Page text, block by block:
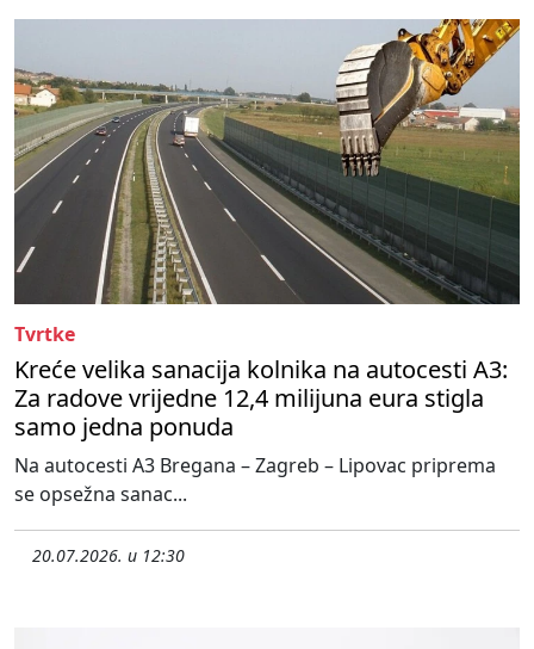
Tvrtke
Kreće velika sanacija kolnika na autocesti A3:
Za radove vrijedne 12,4 milijuna eura stigla
samo jedna ponuda
Na autocesti A3 Bregana – Zagreb – Lipovac priprema
se opsežna sanac...
20.07.2026. u 12:30